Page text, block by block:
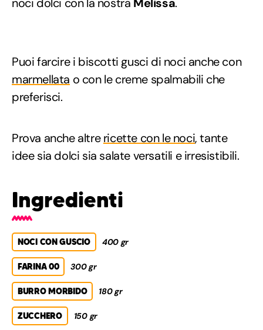
noci dolci con la nostra Melissa.
Puoi farcire i biscotti gusci di noci anche con
marmellata o con le creme spalmabili che
preferisci.
Prova anche altrericette con le noci, tante
idee sia dolci sia salate versatili e irresistibili.
Ingredienti
NOCI CON GUSCIO 400 gr
FARINA 00 300 gr
BURRO MORBIDO 180 gr
ZUCCHERO 150 gr